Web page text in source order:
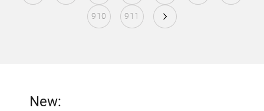
910 911
New: